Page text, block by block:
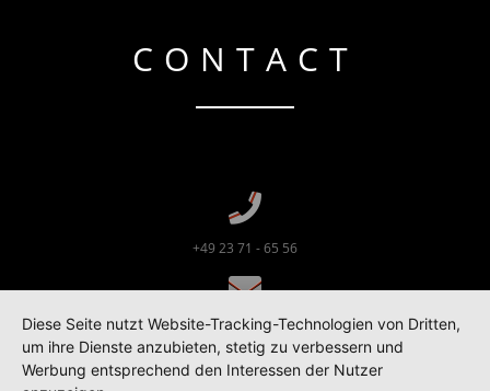
CONTACT
+49 23 71 - 65 56
lt [at] toellestudios.de
Diese Seite nutzt Website-Tracking-Technologien von Dritten,
um ihre Dienste anzubieten, stetig zu verbessern und
Werbung entsprechend den Interessen der Nutzer